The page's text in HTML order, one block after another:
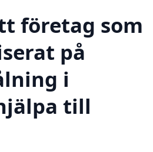
företag som
på
i
till